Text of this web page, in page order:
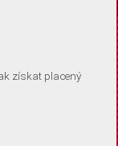
a
abychom se
upravit ve Správě
získat placený